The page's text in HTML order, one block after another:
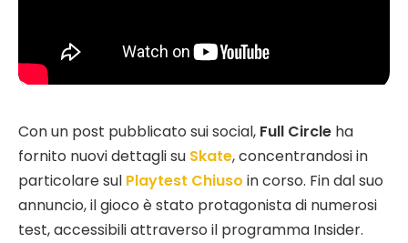
Con un post pubblicato sui social, Full Circle ha
fornito nuovi dettagli su Skate, concentrandosi in
particolare sul Playtest Chiuso in corso. Fin dal suo
annuncio, il gioco è stato protagonista di numerosi
test, accessibili attraverso il programma Insider.